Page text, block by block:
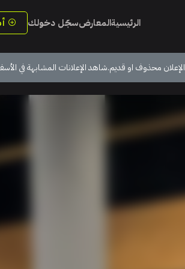
الرئيسيةالمعارضسجّل دخولك
الإعلان محذوف او قديم.شاهد الإعلانات المشابهة في